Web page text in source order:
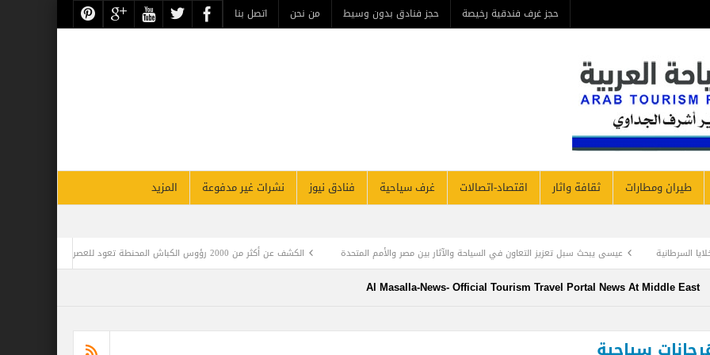
حجز غرف فندقية رخيصة حجز فنادق بدون وسيط من نحن اتصل بنا
ثقافة واثار اقتصاد-اتصالات غرف سياحية فنادق نيوز نشرات غير مدفوعة
المزيد
تعزيز التعاون في السياحة والآثار بين مصر والأمم المتحدة الكشف عن أكثر من 2000 رؤوس الكباش المحنطة تعود للعصر البطلمي في منطقة أبيدوس
Al Masalla-News- Official Tourism Travel Portal News At